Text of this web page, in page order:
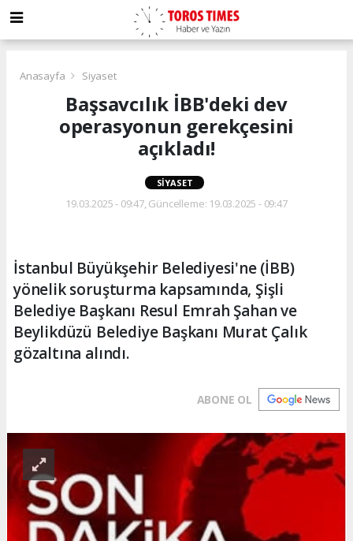
Anasayfa Siyaset
Başsavcılık İBB'deki dev
operasyonun gerekçesini
açıkladı!
SIYASET
19.03.2025 - 09:47, Güncelleme: 19.03.2025 - 09:47
İstanbul Büyükşehir Belediyesi'ne (İBB)
yönelik soruşturma kapsamında, Şişli
Belediye Başkanı Resul Emrah Şahan ve
Beylikdüzü Belediye Başkanı Murat Çalık
gözaltına alındı.
ABONE OL